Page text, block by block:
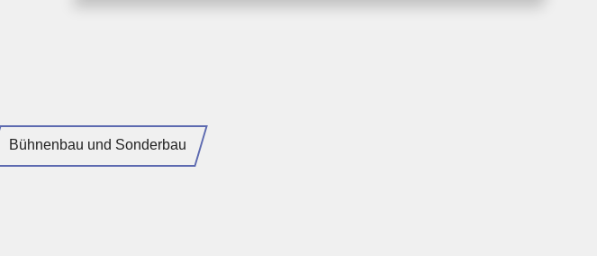
Bühnenbau und Sonderbau